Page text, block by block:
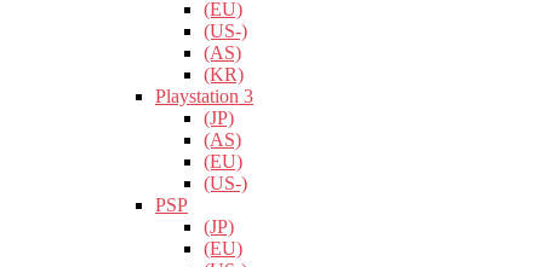
(EU)
(US-)
(AS)
(KR)
Playstation 3
(JP)
(AS)
(EU)
(US-)
PSP
(JP)
(EU)